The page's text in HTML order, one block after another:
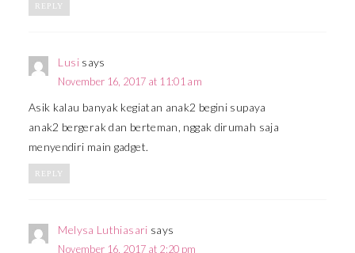
REPLY
Lusi says
November 16, 2017 at 11:01 am
Asik kalau banyak kegiatan anak2 begini supaya
anak2 bergerak dan berteman, nggak dirumah saja
menyendiri main gadget.
REPLY
Melysa Luthiasari says
November 16, 2017 at 2:20 pm